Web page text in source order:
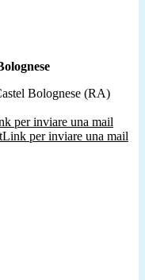
Bolognese (RA)
per inviare una mail
Link per inviare una mail